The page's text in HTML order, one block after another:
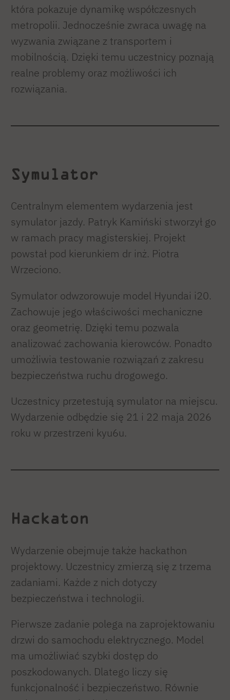
która pokazuje dynamikę współczesnych
metropolii. Jednocześnie zwraca uwagę na
wyzwania związane z transportem i
mobilnością. Dzięki temu uczestnicy poznają
realne problemy oraz możliwości ich
rozwiązania.
Symulator
Centralnym elementem wydarzenia jest
symulator jazdy. Patryk Kamiński stworzył go
w ramach pracy magisterskiej. Projekt
powstał pod kierunkiem dr inż. Piotra
Wrzeciono.
Symulator odwzorowuje model Hyundai i20.
Zachowuje jego właściwości mechaniczne
oraz geometrię. Dzięki temu pozwala
analizować zachowania kierowców. Ponadto
umożliwia testowanie rozwiązań z zakresu
bezpieczeństwa ruchu drogowego.
Uczestnicy przetestują symulator na miejscu.
Wydarzenie odbędzie się 21 i 22 maja 2026
roku w przestrzeni kyu6u.
Hackaton
Wydarzenie obejmuje także hackathon
projektowy. Uczestnicy zmierzą się z trzema
zadaniami. Każde z nich dotyczy
bezpieczeństwa i technologii.
Pierwsze zadanie polega na zaprojektowaniu
drzwi do samochodu elektrycznego. Model
ma umożliwiać szybki dostęp do
poszkodowanych. Dlatego liczy się
funkcjonalność i bezpieczeństwo. Równie